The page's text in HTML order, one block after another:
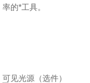
率的*工具。
可见光源（选件）